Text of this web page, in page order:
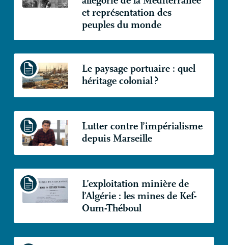
et représentation des
peuples du monde
Le paysage portuaire : quel
héritage colonial?
Lutter contre l’impérialisme
depuis Marseille
L’exploitation minière de
l’Algérie : les mines de Kef-
Oum-Théboul